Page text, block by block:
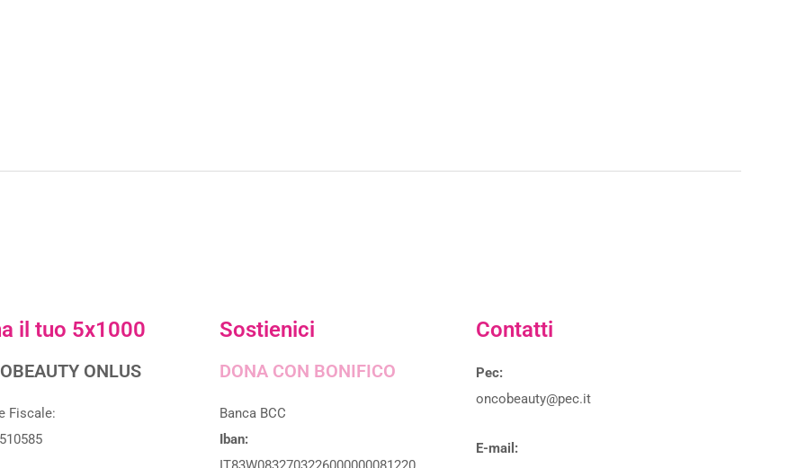
il tuo 5x1000
ONLUS
Fiscale:
Sostienici
DONA CON BONIFICO
Banca BCC
Iban:
Contatti
Pec:
oncobeauty@pec.it
E-mail: